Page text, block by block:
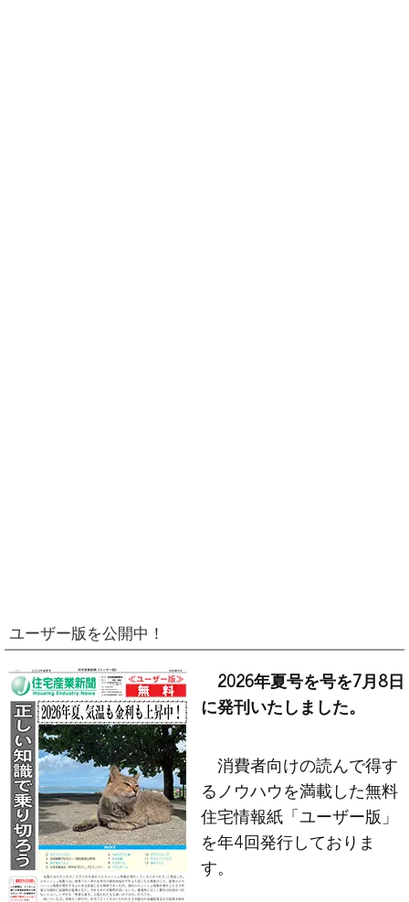
ユーザー版を公開中！
2026年夏号を号を7月8日
に発刊いたしました。
消費者向けの読んで得す
るノウハウを満載した無料
住宅情報紙「ユーザー版」
を年4回発行しておりま
す。